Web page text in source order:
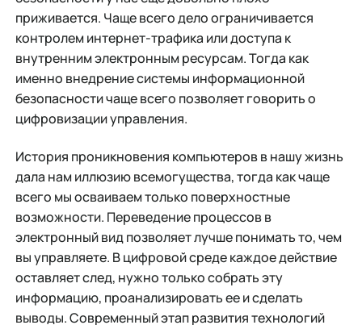
приживается. Чаще всего дело ограничивается
контролем интернет-трафика или доступа к
внутренним электронным ресурсам. Тогда как
именно внедрение системы информационной
безопасности чаще всего позволяет говорить о
цифровизации управления.
История проникновения компьютеров в нашу жизнь
дала нам иллюзию всемогущества, тогда как чаще
всего мы осваиваем только поверхностные
возможности. Переведение процессов в
электронный вид позволяет лучше понимать то, чем
вы управляете. В цифровой среде каждое действие
оставляет след, нужно только собрать эту
информацию, проанализировать ее и сделать
выводы. Современный этап развития технологий